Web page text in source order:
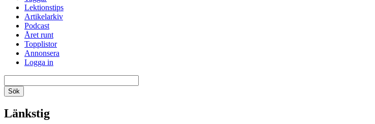
Lektionstips
Artikelarkiv
Podcast
Året runt
Topplistor
Annonsera
Logga in
Länkstig